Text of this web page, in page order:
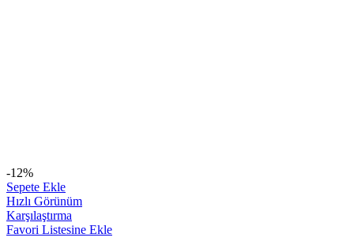
-12%
Sepete Ekle
Hızlı Görünüm
Karşılaştırma
Favori Listesine Ekle